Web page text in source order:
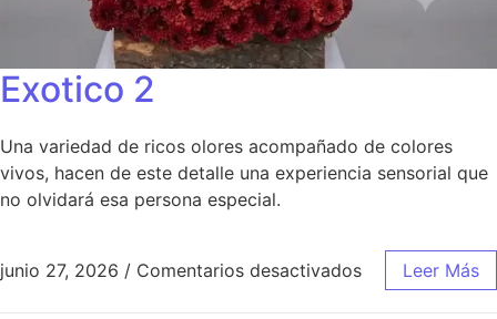
Exotico 2
Una variedad de ricos olores acompañado de colores
vivos, hacen de este detalle una experiencia sensorial que
no olvidará esa persona especial.
junio 27, 2026 / Comentarios desactivados Leer Más